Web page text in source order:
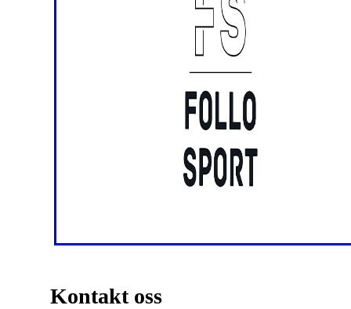
Kontakt oss